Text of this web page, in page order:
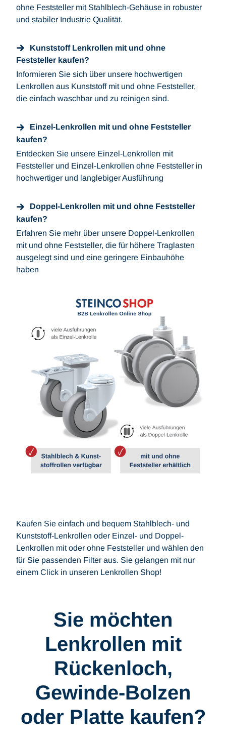
ohne Feststeller mit Stahlblech-Gehäuse in robuster
und stabiler Industrie Qualität.
Kunststoff Lenkrollen mit und ohne
Feststeller kaufen?
Informieren Sie sich über unsere hochwertigen
Lenkrollen aus Kunststoff mit und ohne Feststeller,
die einfach waschbar und zu reinigen sind.
Einzel-Lenkrollen mit und ohne Feststeller
kaufen?
Entdecken Sie unsere Einzel-Lenkrollen mit
Feststeller und Einzel-Lenkrollen ohne Feststeller in
hochwertiger und langlebiger Ausführung
Doppel-Lenkrollen mit und ohne Feststeller
kaufen?
Erfahren Sie mehr über unsere Doppel-Lenkrollen
mit und ohne Feststeller, die für höhere Traglasten
ausgelegt sind und eine geringere Einbauhöhe
haben
Kaufen Sie einfach und bequem Stahlblech- und
Kunststoff-Lenkrollen oder Einzel- und Doppel-
Lenkrollen mit oder ohne Feststeller und wählen den
für Sie passenden Filter aus. Sie gelangen mit nur
einem Click in unseren Lenkrollen Shop!
Sie möchten
Lenkrollen mit
Rückenloch,
Gewinde-Bolzen
oder Platte kaufen?